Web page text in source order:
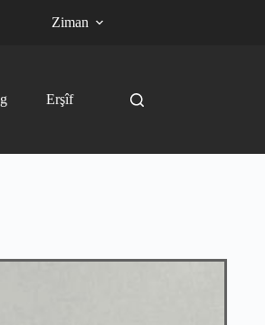
Ziman
Erşîf